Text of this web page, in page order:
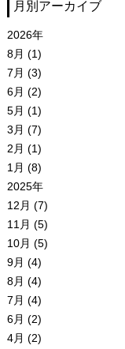
月別アーカイブ
2026年
8月 (1)
7月 (3)
6月 (2)
5月 (1)
3月 (7)
2月 (1)
1月 (8)
2025年
12月 (7)
11月 (5)
10月 (5)
9月 (4)
8月 (4)
7月 (4)
6月 (2)
4月 (2)